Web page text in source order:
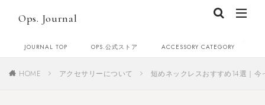
Ops. Journal
JOURNAL TOP OPS.公式ストア ACCESSORY CATEGORY
HOME アクセサリーについて 短めネックレスおすすめ14選｜